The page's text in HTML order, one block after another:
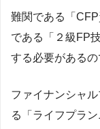
難関である「
である「２級FP
する必要があるの
ファイナンシャ
る「ライフプラ